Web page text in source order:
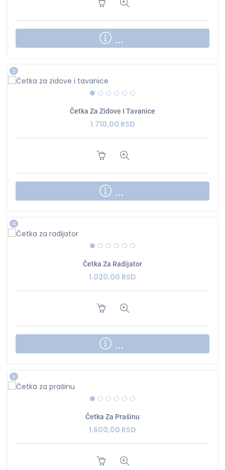
...
3
Četka Za Zidove I Tavanice
1.710,00 RSD
...
4
Četka Za Radijator
1.020,00 RSD
...
5
Četka Za Prašinu
1.600,00 RSD